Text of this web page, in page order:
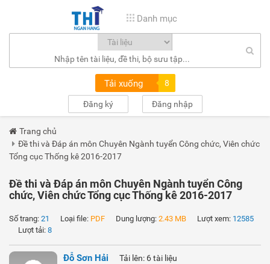
Danh mục
Tải xuống 8
Đăng ký Đăng nhập
Trang chủ
Đề thi và Đáp án môn Chuyên Ngành tuyển Công chức, Viên chức
Tổng cục Thống kê 2016-2017
Đề thi và Đáp án môn Chuyên Ngành tuyển Công
chức, Viên chức Tổng cục Thống kê 2016-2017
Số trang: 21 Loại file: PDF Dung lượng: 2.43 MB Lượt xem: 12585
Lượt tải: 8
Đỗ Sơn Hải Tải lên: 6 tài liệu